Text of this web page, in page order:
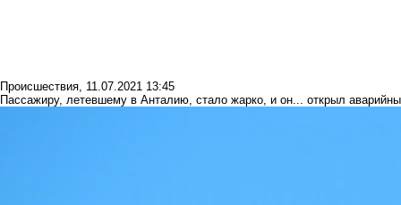
Происшествия, 11.07.2021 13:45
Пассажиру, летевшему в Анталию, стало жарко, и он... открыл